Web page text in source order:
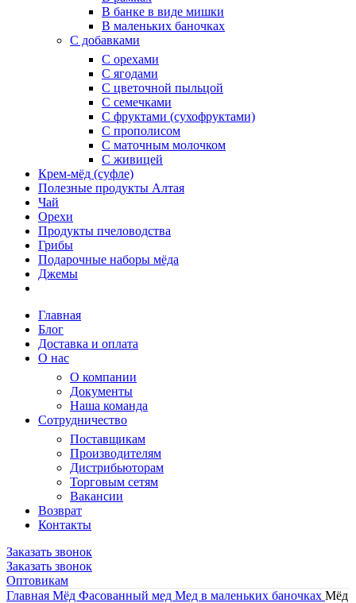
В банке в виде мишки
В маленьких баночках
С добавками
С орехами
С ягодами
С цветочной пыльцой
С семечками
С фруктами (сухофруктами)
С прополисом
С маточным молочком
С живицей
Крем-мёд (суфле)
Полезные продукты Алтая
Чай
Орехи
Продукты пчеловодства
Грибы
Подарочные наборы мёда
Джемы
Главная
Блог
Доставка и оплата
О нас
О компании
Документы
Наша команда
Сотрудничество
Поставщикам
Производителям
Дистрибьюторам
Торговым сетям
Вакансии
Возврат
Контакты
Заказать звонок
Заказать звонок
Оптовикам
Главная Мёд Фасованный мед Мед в маленьких баночках Мёд